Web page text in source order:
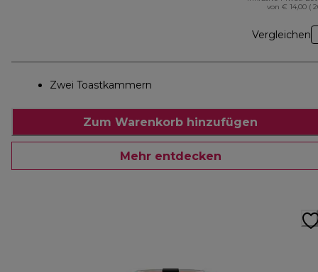
von € 14,00 (
Vergleichen
Zwei Toastkammern
Zum Warenkorb hinzufügen
Mehr entdecken